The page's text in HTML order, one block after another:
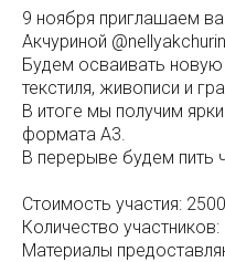
9 ноября приглашаем
Акчуриной
Будем осваивать новую
текстиля, живописи и
В итоге мы получим
формата А3.
В перерыве будем пить
Стоимость участия: 2500
Количество
Материалы